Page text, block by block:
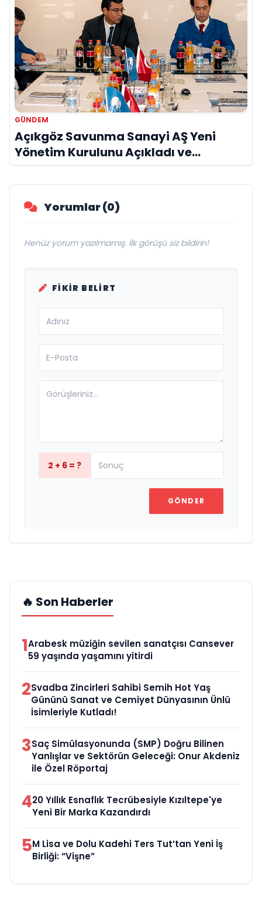
GÜNDEM
Açıkgöz Savunma Sanayi AŞ Yeni
Yönetim Kurulunu Açıkladı ve
Savunma Sanayinde Küresel Vizyon
Vurgusu
Yorumlar (0)
Henüz yorum yazılmamış. İlk görüşü siz bildirin!
FIKIR BELIRT
2 + 6 = ?
GÖNDER
🔥 Son Haberler
1Arabesk müziğin sevilen sanatçısı Cansever
59 yaşında yaşamını yitirdi
2Svadba Zincirleri Sahibi Semih Hot Yaş
Gününü Sanat ve Cemiyet Dünyasının Ünlü
İsimleriyle Kutladı!
3Saç Simülasyonunda (SMP) Doğru Bilinen
Yanlışlar ve Sektörün Geleceği: Onur Akdeniz
ile Özel Röportaj
420 Yıllık Esnaflık Tecrübesiyle Kızıltepe'ye
Yeni Bir Marka Kazandırdı
5M Lisa ve Dolu Kadehi Ters Tut’tan Yeni İş
Birliği: “Vişne”